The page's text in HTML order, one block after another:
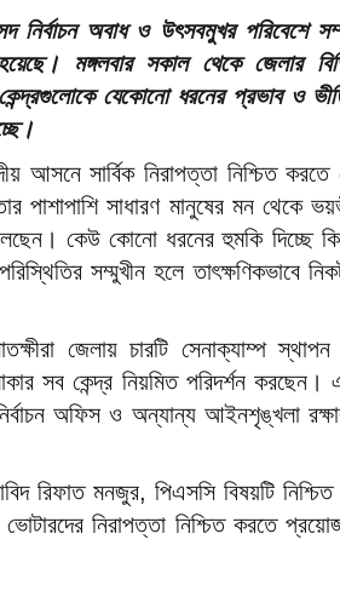
নির্বাচন অবাধ ও উৎসবমুখর পরিবেশে
মঙ্গলবার সকাল থেকে জেলার
যেকোনো ধরনের প্রভাব ও
আসনে সার্বিক নিরাপত্তা নিশ্চিত
পাশাপাশি সাধারণ মানুষের মন থেকে
বলছেন। কেউ কোনো ধরনের হুমকি দিচ্ছে
সম্মুখীন হলে তাৎক্ষণিকভাবে
জেলায় চারটি সেনাক্যাম্প স্থাপন
সব কেন্দ্র নিয়মিত পরিদর্শন
অফিস ও অন্যান্য আইনশৃঙ্খলা
রিফাত মনজুর, পিএসসি বিষয়টি
নিরাপত্তা নিশ্চিত করতে